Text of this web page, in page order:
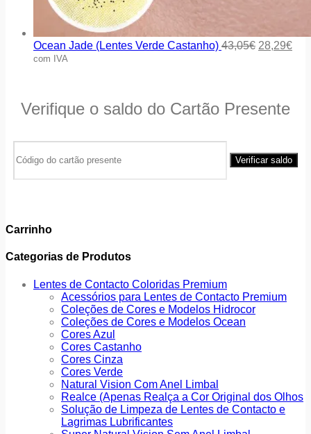
Ocean Jade (Lentes Verde Castanho) 43,05€ 28,29€
com IVA
Verifique o saldo do Cartão Presente
Carrinho
Categorias de Produtos
Lentes de Contacto Coloridas Premium
Acessórios para Lentes de Contacto Premium
Coleções de Cores e Modelos Hidrocor
Coleções de Cores e Modelos Ocean
Cores Azul
Cores Castanho
Cores Cinza
Cores Verde
Natural Vision Com Anel Limbal
Realce (Apenas Realça a Cor Original dos Olhos
Solução de Limpeza de Lentes de Contacto e
Lagrimas Lubrificantes